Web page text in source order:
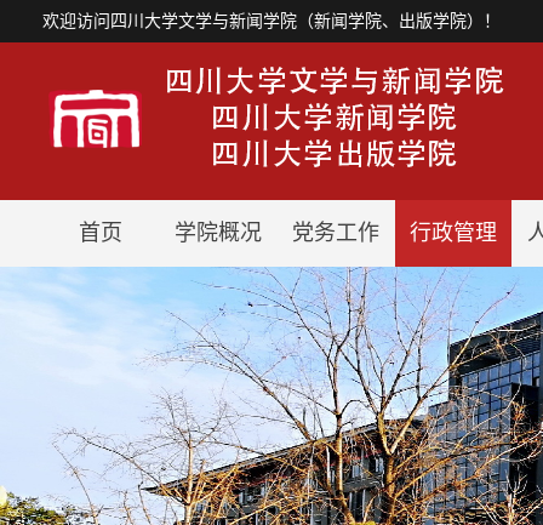
欢迎访问四川大学文学与新闻学院（新闻学院、出版学院）！
首页 学院概况 党务工作 行政管理